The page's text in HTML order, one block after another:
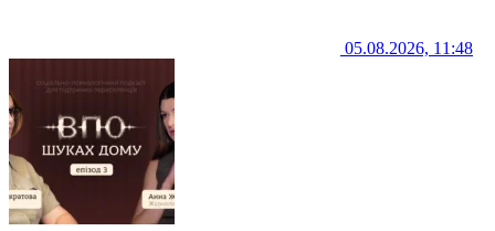
05.08.2026, 11:48